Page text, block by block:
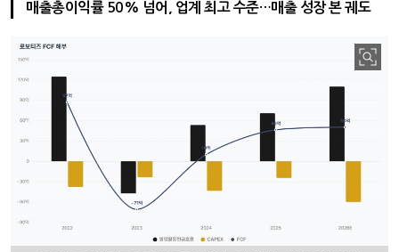
매출총이익률 50% 넘어, 업계 최고 수준…매출 성장 본 궤도